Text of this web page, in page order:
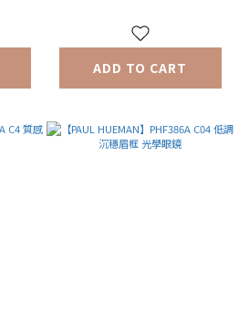
ADD TO CART